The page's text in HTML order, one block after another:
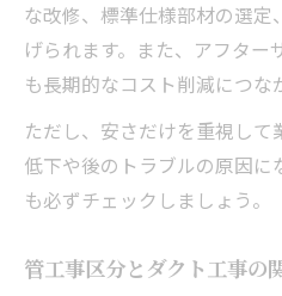
な改修、標準仕様部材の選
げられます。また、アフター
も長期的なコスト削減につな
ただし、安さだけを重視して
低下や後のトラブルの原因
も必ずチェックしましょう。
管工事区分とダクト工事の